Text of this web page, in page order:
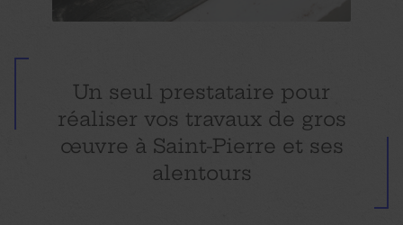
Un seul prestataire pour
réaliser vos travaux de gros
œuvre à Saint-Pierre et ses
alentours